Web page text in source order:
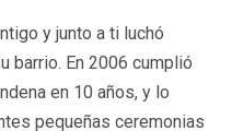
y junto a ti luchó
barrio. En 2006 cumplió
en 10 años, y lo
pequeñas ceremonias